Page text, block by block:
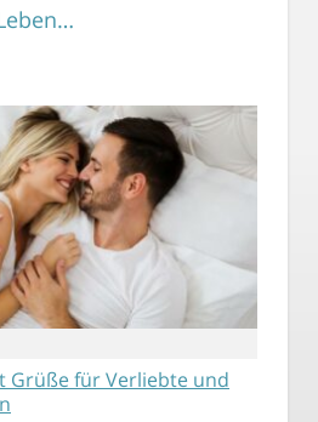
Grüße für Verliebte und